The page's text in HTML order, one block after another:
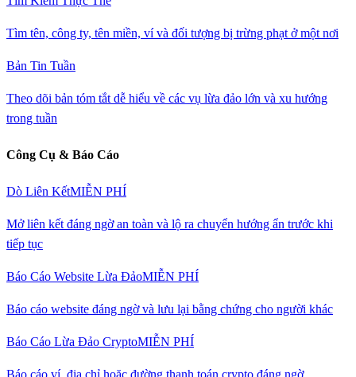
Tìm tên, công ty, tên miền, ví và đối tượng bị trừng phạt ở một nơi
Bản Tin Tuần
Theo dõi bản tóm tắt dễ hiểu về các vụ lừa đảo lớn và xu hướng
trong tuần
Công Cụ & Báo Cáo
Dò Liên KếtMIỄN PHÍ
Mở liên kết đáng ngờ an toàn và lộ ra chuyển hướng ẩn trước khi
tiếp tục
Báo Cáo Website Lừa ĐảoMIỄN PHÍ
Báo cáo website đáng ngờ và lưu lại bằng chứng cho người khác
Báo Cáo Lừa Đảo CryptoMIỄN PHÍ